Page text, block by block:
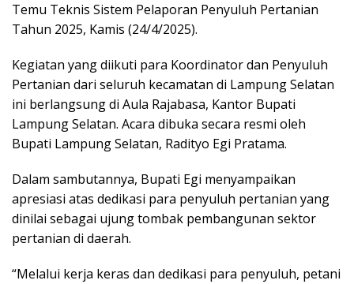
Temu Teknis Sistem Pelaporan Penyuluh Pertanian
Tahun 2025, Kamis (24/4/2025).
Kegiatan yang diikuti para Koordinator dan Penyuluh
Pertanian dari seluruh kecamatan di Lampung Selatan
ini berlangsung di Aula Rajabasa, Kantor Bupati
Lampung Selatan. Acara dibuka secara resmi oleh
Bupati Lampung Selatan, Radityo Egi Pratama.
Dalam sambutannya, Bupati Egi menyampaikan
apresiasi atas dedikasi para penyuluh pertanian yang
dinilai sebagai ujung tombak pembangunan sektor
pertanian di daerah.
“Melalui kerja keras dan dedikasi para penyuluh, petani